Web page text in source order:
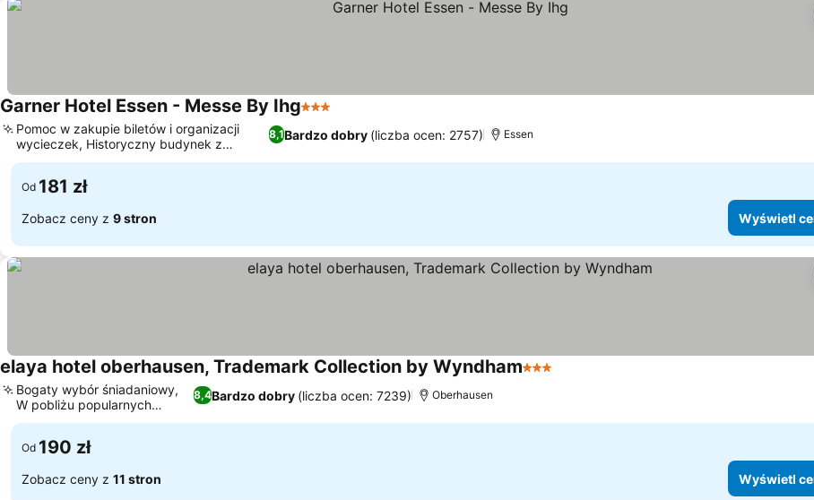
Garner Hotel Essen - Messe By Ihg3 Kategoria
8,1Bardzo dobry (liczba ocen: 2757)
Pomoc w zakupie biletów i organizacji
wycieczek, Historyczny budynek z
nowoczesnym wnętrzem
Essen
Od 181 zł
Zobacz ceny z 9 stron Wyświetl
elaya hotel oberhausen, Trademark Collection by Wyndham3 Kategoria
8,4Bardzo dobry (liczba ocen: 7239)
Bogaty wybór śniadaniowy,
W pobliżu popularnych
atrakcji
Oberhausen
Od 190 zł
Zobacz ceny z 11 stron Wyświetl